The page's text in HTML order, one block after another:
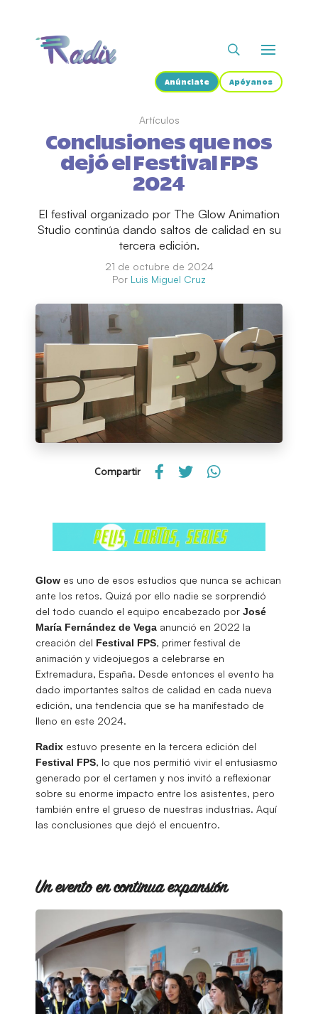
Anúnciate Apóyanos
Artículos
Conclusiones que nos
dejó el Festival FPS
2024
El festival organizado por The Glow Animation
Studio continúa dando saltos de calidad en su
tercera edición.
21 de octubre de 2024
Por Luis Miguel Cruz
Compartir
Glow es uno de esos estudios que nunca se achican
ante los retos. Quizá por ello nadie se sorprendió
del todo cuando el equipo encabezado por José
María Fernández de Vega anunció en 2022 la
creación del Festival FPS, primer festival de
animación y videojuegos a celebrarse en
Extremadura, España. Desde entonces el evento ha
dado importantes saltos de calidad en cada nueva
edición, una tendencia que se ha manifestado de
lleno en este 2024.
Radix estuvo presente en la tercera edición del
Festival FPS, lo que nos permitió vivir el entusiasmo
generado por el certamen y nos invitó a reflexionar
sobre su enorme impacto entre los asistentes, pero
también entre el grueso de nuestras industrias. Aquí
las conclusiones que dejó el encuentro.
Un evento en continua expansión